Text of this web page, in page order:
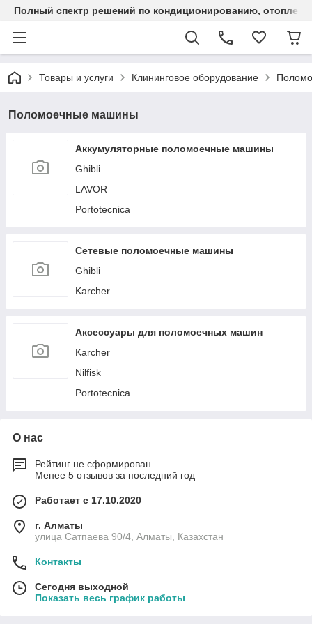
Полный спектр решений по кондиционированию,
Товары и услуги Клининговое оборудование
Поломоечные машины
Аккумуляторные поломоечные машины
Ghibli
LAVOR
Portotecnica
Сетевые поломоечные машины
Ghibli
Karcher
Аксессуары для поломоечных машин
Karcher
Nilfisk
Portotecnica
О нас
Рейтинг не сформирован
Менее 5 отзывов за последний год
Работает с 17.10.2020
г. Алматы
улица Сатпаева 90/4, Алматы, Казахстан
Контакты
Сегодня выходной
Показать весь график работы